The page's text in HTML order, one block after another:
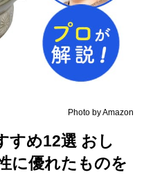
Photo by Amazon
すめ12選 おし
に優れたものを